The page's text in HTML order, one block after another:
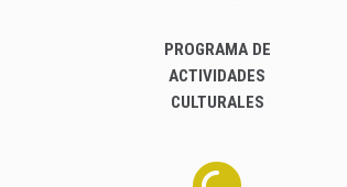
PROGRAMA DE
ACTIVIDADES
CULTURALES